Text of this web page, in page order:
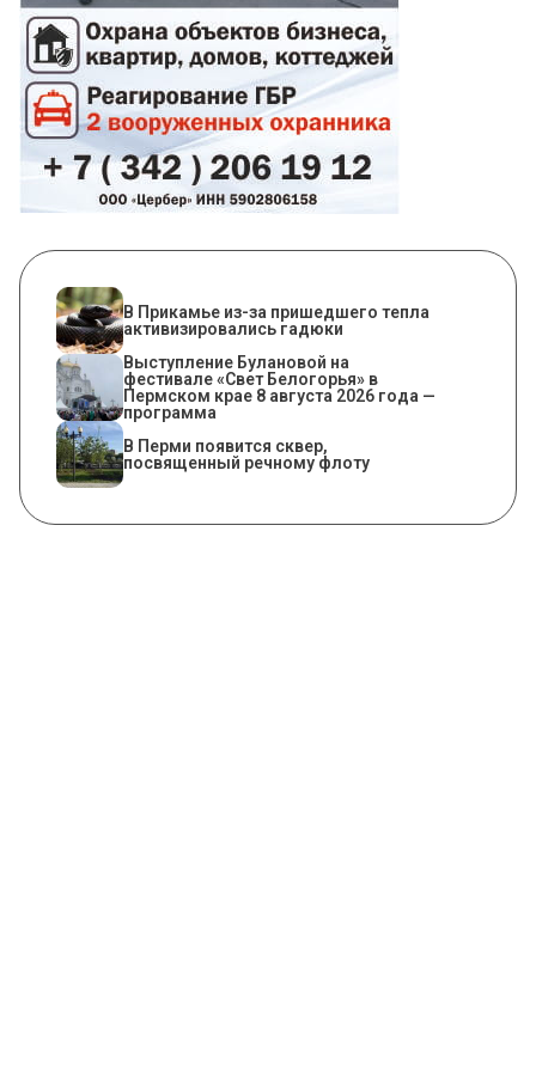
​В Прикамье из-за пришедшего тепла
активизировались гадюки
Выступление Булановой на
фестивале «Свет Белогорья» в
Пермском крае 8 августа 2026 года —
программа
В Перми появится сквер,
посвященный речному флоту